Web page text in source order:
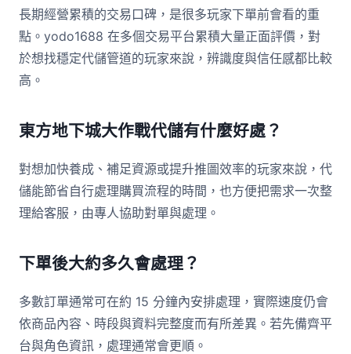
長期經營累積的交易口碑，是很多玩家下單前會看的重
點。yodo1688 在多個交易平台累積大量正面評價，對
於想找穩定代儲管道的玩家來說，辨識度與信任感都比較
高。
東方地下城大作戰代儲有什麼好處？
對想加快養成、補足資源或提升推圖效率的玩家來說，代
儲能節省自行處理購買流程的時間，也方便把需求一次整
理給客服，由專人協助對單與處理。
下單後大約多久會處理？
多數訂單通常可在約 15 分鐘內安排處理，實際速度仍會
依商品內容、時段與資料完整度而有所差異。若先備齊平
台與角色資訊，處理通常會更順。